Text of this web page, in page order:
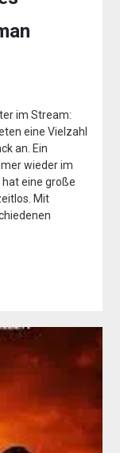
im Stream:
eine Vielzahl
an. Ein
wieder im
hat eine große
Mit